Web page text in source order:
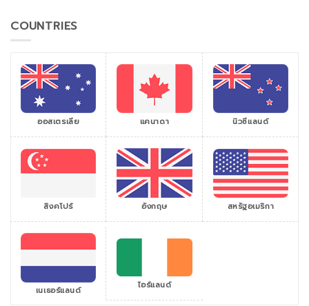
COUNTRIES
ออสเตรเลีย แคนาดา นิวซีแลนด์
สิงคโปร์ อังกฤษ สหรัฐอเมริกา
เนเธอร์แลนด์ ไอร์แลนด์